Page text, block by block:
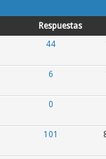
Respuestas
44
6
0
101